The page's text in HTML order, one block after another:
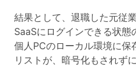
結果として、退職した元従
SaaSにログインできる状態
個人PCのローカル環境に保
リストが、暗号化もされず